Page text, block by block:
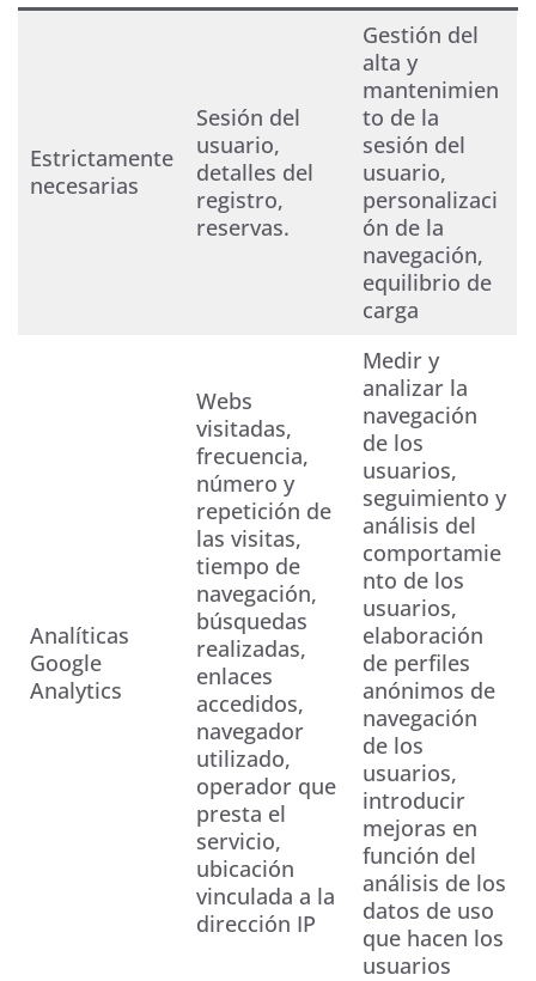
Estrictamente
necesarias
Sesión del
usuario,
detalles del
registro,
reservas.
Gestión del
alta y
mantenimien
to de la
sesión del
usuario,
personalizaci
ón de la
navegación,
equilibrio de
carga
Analíticas
Google
Analytics
Webs
visitadas,
frecuencia,
número y
repetición de
las visitas,
tiempo de
navegación,
búsquedas
realizadas,
enlaces
accedidos,
navegador
utilizado,
operador que
presta el
servicio,
ubicación
vinculada a la
dirección IP
Medir y
analizar la
navegación
de los
usuarios,
seguimiento y
análisis del
comportamie
nto de los
usuarios,
elaboración
de perfiles
anónimos de
navegación
de los
usuarios,
introducir
mejoras en
función del
análisis de los
datos de uso
que hacen los
usuarios